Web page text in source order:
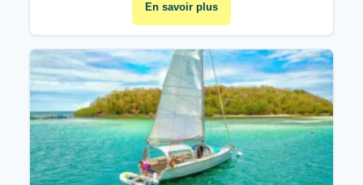
En savoir plus